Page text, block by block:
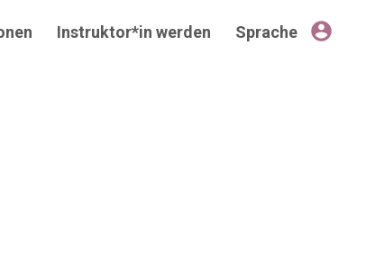
Instruktor*in werden Sprache account_circle